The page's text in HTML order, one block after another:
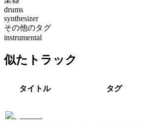
drums
synthesizer
その他のタグ
instrumental
似たトラック
タイトル タグ